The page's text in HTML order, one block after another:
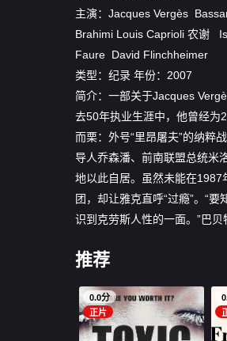
主演： Jacques Vergès
Brahimi Louis Caprioli 农谢
Faure David Flinchheimer
类型： 纪录 年份： 2007
简介：一部关于Jacques
去50年执业生涯中，他曾经为
而栗：外号“里昂屠夫”的纳粹
导人乔森潘、前南联盟总统米
地以此自居。虽然未能在1987
团，却让雅克直呼“过瘾”。“
识到克劳斯人性的一面。”巴
推荐
0.0分
正片